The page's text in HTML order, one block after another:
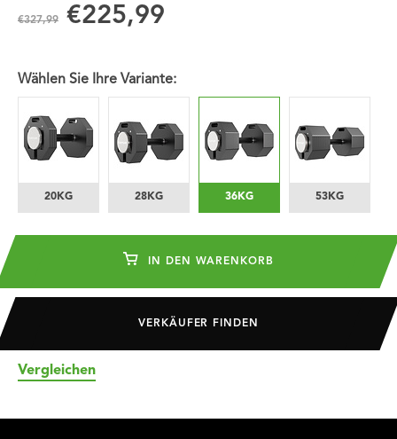
€327,99 €225,99
Wählen Sie Ihre Variante:
20KG 28KG 36KG 53KG
IN DEN WARENKORB
VERKÄUFER FINDEN
Vergleichen